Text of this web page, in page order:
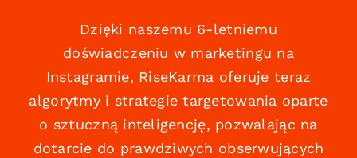
Dzięki naszemu 6-letniemu
doświadczeniu w marketingu na
Instagramie, RiseKarma oferuje teraz
algorytmy i strategie targetowania oparte
o sztuczną inteligencję, pozwalając na
dotarcie do prawdziwych obserwujących